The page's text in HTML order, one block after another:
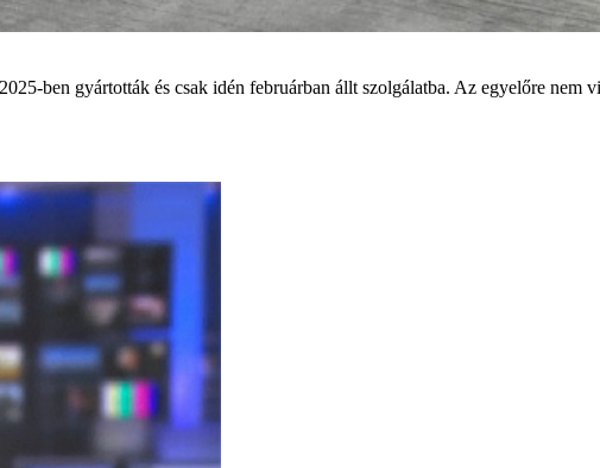
ben gyártották és csak idén februárban állt szolgálatba. Az egyelőre nem